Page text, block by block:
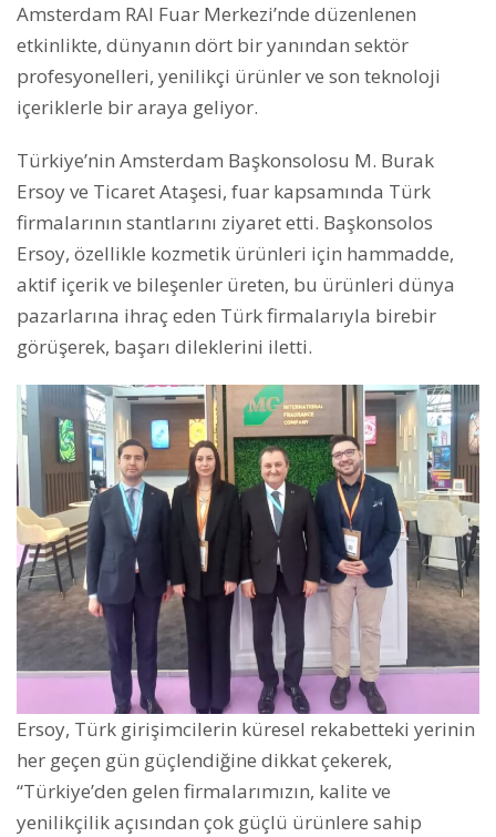
Amsterdam RAI Fuar Merkezi’nde düzenlenen
etkinlikte, dünyanın dört bir yanından sektör
profesyonelleri, yenilikçi ürünler ve son teknoloji
içeriklerle bir araya geliyor.
Türkiye’nin Amsterdam Başkonsolosu M. Burak
Ersoy ve Ticaret Ataşesi, fuar kapsamında Türk
firmalarının stantlarını ziyaret etti. Başkonsolos
Ersoy, özellikle kozmetik ürünleri için hammadde,
aktif içerik ve bileşenler üreten, bu ürünleri dünya
pazarlarına ihraç eden Türk firmalarıyla birebir
görüşerek, başarı dileklerini iletti.
Ersoy, Türk girişimcilerin küresel rekabetteki yerinin
her geçen gün güçlendiğine dikkat çekerek,
“Türkiye’den gelen firmalarımızın, kalite ve
yenilikçilik açısından çok güçlü ürünlere sahip